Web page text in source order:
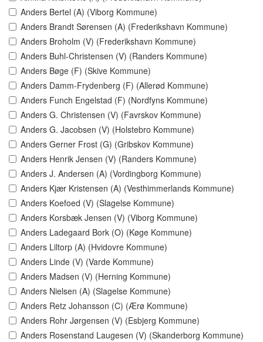
Anders Bertel (A) (Viborg Kommune)
Anders Brandt Sørensen (A) (Frederikshavn Kommune)
Anders Broholm (V) (Frederikshavn Kommune)
Anders Buhl-Christensen (V) (Randers Kommune)
Anders Bøge (F) (Skive Kommune)
Anders Damm-Frydenberg (F) (Allerød Kommune)
Anders Funch Engelstad (F) (Nordfyns Kommune)
Anders G. Christensen (V) (Favrskov Kommune)
Anders G. Jacobsen (V) (Holstebro Kommune)
Anders Gerner Frost (G) (Gribskov Kommune)
Anders Henrik Jensen (V) (Randers Kommune)
Anders J. Andersen (A) (Vordingborg Kommune)
Anders Kjær Kristensen (A) (Vesthimmerlands Kommune)
Anders Koefoed (V) (Slagelse Kommune)
Anders Korsbæk Jensen (V) (Viborg Kommune)
Anders Ladegaard Bork (O) (Køge Kommune)
Anders Liltorp (A) (Hvidovre Kommune)
Anders Linde (V) (Varde Kommune)
Anders Madsen (V) (Herning Kommune)
Anders Nielsen (A) (Slagelse Kommune)
Anders Retz Johansson (C) (Ærø Kommune)
Anders Rohr Jørgensen (V) (Esbjerg Kommune)
Anders Rosenstand Laugesen (V) (Skanderborg Kommune)